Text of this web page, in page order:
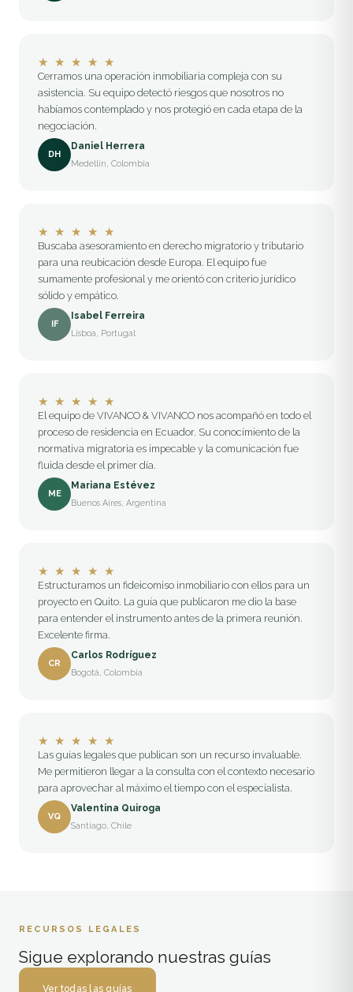
★ ★ ★ ★ ★
Cerramos una operación inmobiliaria compleja con su
asistencia. Su equipo detectó riesgos que nosotros no
habíamos contemplado y nos protegió en cada etapa de la
negociación.
DH
Daniel Herrera
Medellín, Colombia
★ ★ ★ ★ ★
Buscaba asesoramiento en derecho migratorio y tributario
para una reubicación desde Europa. El equipo fue
sumamente profesional y me orientó con criterio jurídico
sólido y empático.
IF
Isabel Ferreira
Lisboa, Portugal
★ ★ ★ ★ ★
El equipo de VIVANCO & VIVANCO nos acompañó en todo el
proceso de residencia en Ecuador. Su conocimiento de la
normativa migratoria es impecable y la comunicación fue
fluida desde el primer día.
ME
Mariana Estévez
Buenos Aires, Argentina
★ ★ ★ ★ ★
Estructuramos un fideicomiso inmobiliario con ellos para un
proyecto en Quito. La guía que publicaron me dio la base
para entender el instrumento antes de la primera reunión.
Excelente firma.
CR
Carlos Rodríguez
Bogotá, Colombia
★ ★ ★ ★ ★
Las guías legales que publican son un recurso invaluable.
Me permitieron llegar a la consulta con el contexto necesario
para aprovechar al máximo el tiempo con el especialista.
VQ
Valentina Quiroga
Santiago, Chile
RECURSOS LEGALES
Sigue explorando nuestras guías
Ver todas las guías